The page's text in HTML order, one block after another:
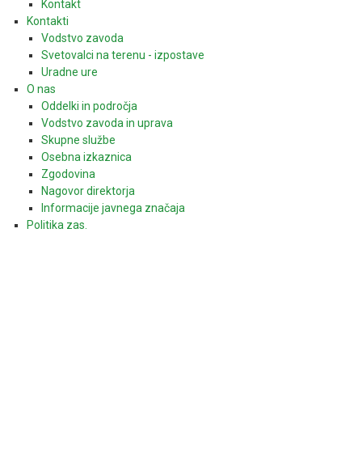
Kontakt
Kontakti
Vodstvo zavoda
Svetovalci na terenu - izpostave
Uradne ure
O nas
Oddelki in področja
Vodstvo zavoda in uprava
Skupne službe
Osebna izkaznica
Zgodovina
Nagovor direktorja
Informacije javnega značaja
Politika zas.